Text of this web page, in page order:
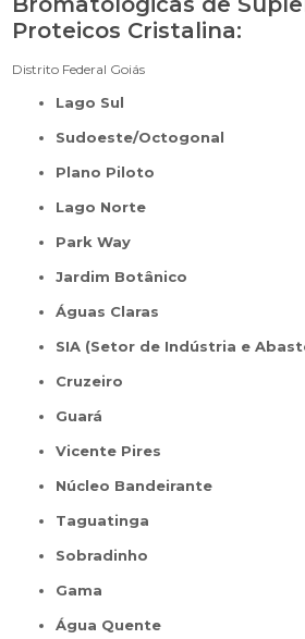
Proteicos Cristalina:
Distrito Federal Goiás
Lago Sul
Sudoeste/Octogonal
Plano Piloto
Lago Norte
Park Way
Jardim Botânico
Águas Claras
SIA (Setor de Indústria e
Cruzeiro
Guará
Vicente Pires
Núcleo Bandeirante
Taguatinga
Sobradinho
Gama
Água Quente